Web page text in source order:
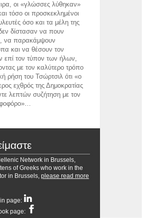
οι «γλώσσες λύθηκαν»
τόσο οι προσκεκλημένοι
όσο και τα μέλη της
δίστασαν να πουν
να παρακάμψουν
και να θέσουν τον
επί τον τύπον των ήλων,
με τον καλύτερο τρόπο
ρήση του Τσώρτσιλ ότι «ο
εχθρός της Δημοκρατίας
λεπτών συζήτηση με τον
Network in Brussels,
of Greeks who work in the
in Brussels, please read more
page:
page:
download coloring pages for kids